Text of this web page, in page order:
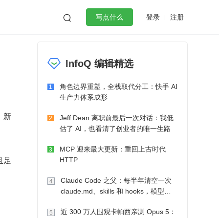
 写点什么 登录 注册
微服务架构 flutter
新
足
InfoQ 编辑精选
1
角色边界重塑，全栈取代分工：快手 AI
生产力体系成形
2
Jeff Dean 离职前最后一次对话：我低
估了 AI，也看清了创业者的唯一生路
3
MCP 迎来最大更新：重回上古时代
HTTP
4
Claude Code 之父：每半年清空一次
claude.md、skills 和 hooks，模型自
5
近 300 万人围观卡帕西亲测 Opus 5：